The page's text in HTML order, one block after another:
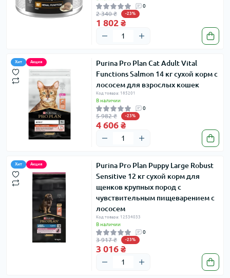
0
2 340 ₴ -23%
1 802 ₴
Хит Акция
Purina Pro Plan Cat Adult Vital
Functions Salmon 14 кг сухой корм с
лососем для взрослых кошек
Код товара: 185201
В наличии
0
5 982 ₴ -23%
4 606 ₴
Хит Акция
Purina Pro Plan Puppy Large Robust
Sensitive 12 кг сухой корм для
щенков крупных пород с
чувствительным пищеварением с
лососем
Код товара: 12534033
В наличии
0
3 917 ₴ -23%
3 016 ₴